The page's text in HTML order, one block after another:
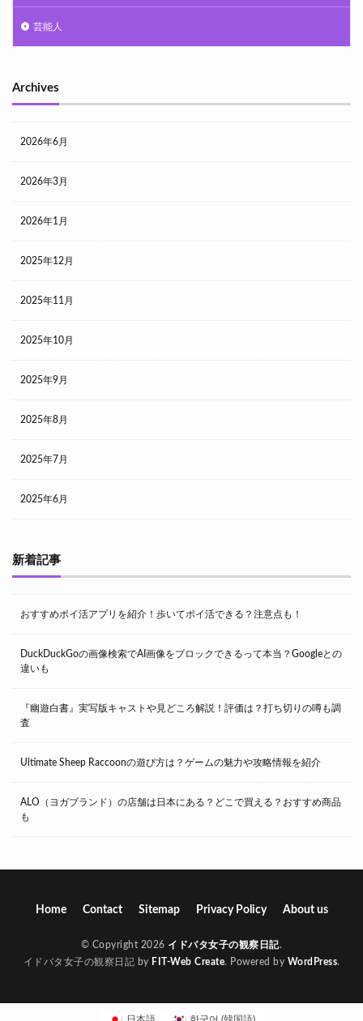
芸能人
Archives
2026年6月
2026年3月
2026年1月
2025年12月
2025年11月
2025年10月
2025年9月
2025年8月
2025年7月
2025年6月
新着記事
おすすめポイ活アプリを紹介！歩いてポイ活できる？注意点も！
DuckDuckGoの画像検索でAI画像をブロックできるって本当？Googleとの
違いも
『幽遊白書』実写版キャストや見どころ解説！評価は？打ち切りの噂も調
査
Ultimate Sheep Raccoonの遊び方は？ゲームの魅力や攻略情報を紹介
ALO（ヨガブランド）の店舗は日本にある？どこで買える？おすすめ商品
も
Home Contact Sitemap Privacy Policy About us
© Copyright 2026 イドバタ女子の観察日記.
イドバタ女子の観察日記 by FIT-Web Create. Powered by WordPress.